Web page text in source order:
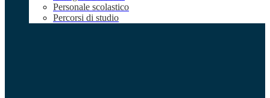
Personale scolastico
Percorsi di studio